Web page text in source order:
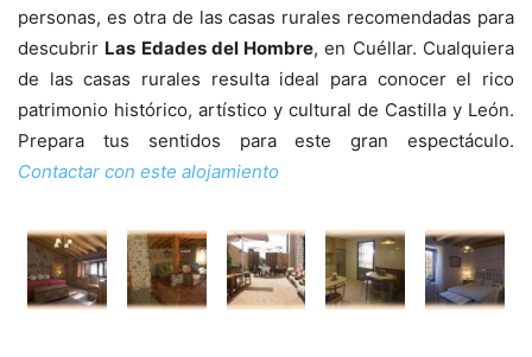
personas, es otra de las casas rurales recomendadas para
descubrir Las Edades del Hombre, en Cuéllar. Cualquiera
de las casas rurales resulta ideal para conocer el rico
patrimonio histórico, artístico y cultural de Castilla y León.
Prepara tus sentidos para este gran espectáculo.
Contactar con este alojamiento